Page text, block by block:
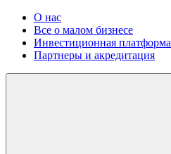
О нас
Все о малом бизнесе
Инвестиционная платформа
Партнеры и акредитация